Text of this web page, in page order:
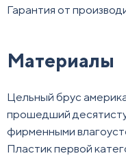
Гарантия от
Материалы
Цельный брус
прошедший
фирменными
Пластик первой